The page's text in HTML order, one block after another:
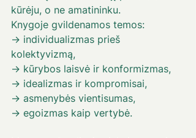
kūrėju, o ne amatininku.
Knygoje gvildenamos temos:
→ individualizmas prieš
kolektyvizmą,
→ kūrybos laisvė ir konformizmas,
→ idealizmas ir kompromisai,
→ asmenybės vientisumas,
→ egoizmas kaip vertybė.